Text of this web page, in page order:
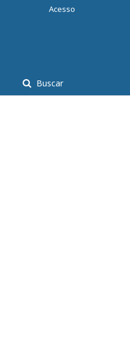
Buscar
Acesso